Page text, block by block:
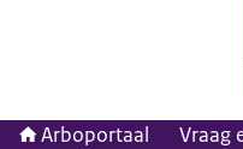
Arboportaal Vraag